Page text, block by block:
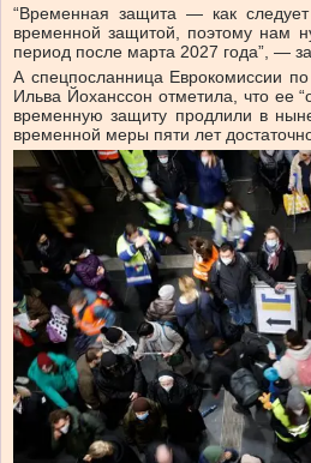
“Временная защита — как
временной защитой, поэтому нам
период после марта 2027 года”, —
А спецпосланница Еврокомиссии
Ильва Йоханссон отметила, что ее
временную защиту продлили в
временной меры пяти лет